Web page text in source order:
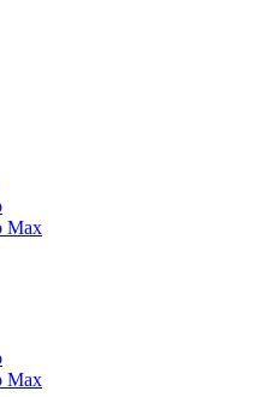
Max
Max